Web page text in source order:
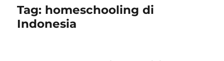
Tag: homeschooling di
Indonesia